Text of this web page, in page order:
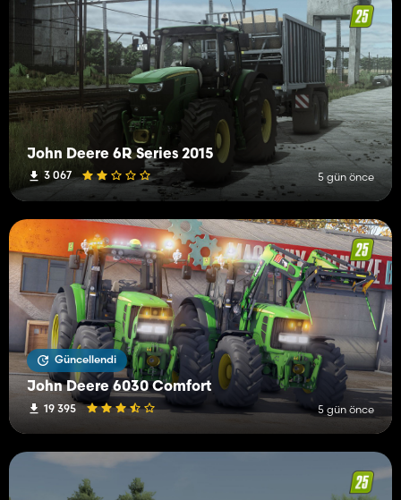
John Deere 6R Series 2015
3 067 5 gün önce
Güncellendi
John Deere 6030 Comfort
19 395 5 gün önce